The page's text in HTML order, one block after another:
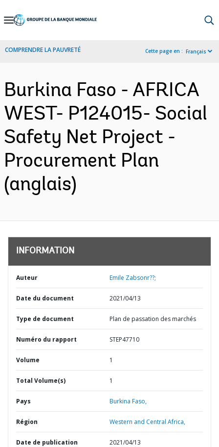
Skip
Navigation
COMPRENDRE LA PAUVRETÉ Cette page en : Français
Burkina Faso - AFRICA
WEST- P124015- Social
Safety Net Project -
Procurement Plan
(anglais)
INFORMATION
Auteur Emile Zabsonr??;
Date du document 2021/04/13
Type de document Plan de passation des marchés
Numéro du rapport STEP47710
Volume 1
Total Volume(s) 1
Pays Burkina Faso,
Région Western and Central Africa,
Date de publication 2021/04/13